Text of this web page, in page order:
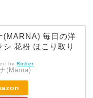
(MARNA) 毎日の洋
シ 花粉 ほこり取り
by Rinker
(Marna)